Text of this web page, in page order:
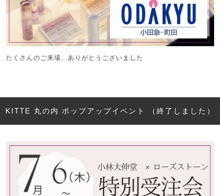
たくさんのご来場、ありがとうございました
KITTE 丸の内 ポップアップイベント （終了しました）